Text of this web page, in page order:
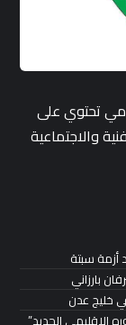
تحتوي على
والاجتماعية
سبتة
بارزاني
خليج عدن